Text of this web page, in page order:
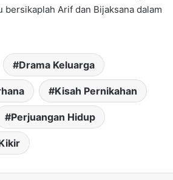
Arif dan Bijaksana dalam
Drama Keluarga
Kisah Pernikahan
Perjuangan Hidup